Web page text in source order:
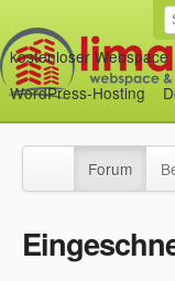
kostenloser Webspace
WordPress-Hosting
Forum